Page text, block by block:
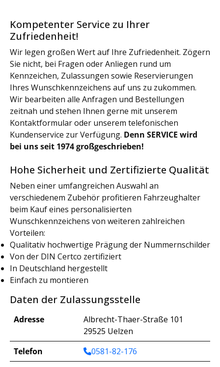
Kompetenter Service zu Ihrer
Zufriedenheit!
Wir legen großen Wert auf Ihre Zufriedenheit. Zögern
Sie nicht, bei Fragen oder Anliegen rund um
Kennzeichen, Zulassungen sowie Reservierungen
Ihres Wunschkennzeichens auf uns zu zukommen.
Wir bearbeiten alle Anfragen und Bestellungen
zeitnah und stehen Ihnen gerne mit unserem
Kontaktformular oder unserem telefonischen
Kundenservice zur Verfügung. Denn SERVICE wird
bei uns seit 1974 großgeschrieben!
Hohe Sicherheit und Zertifizierte Qualität
Neben einer umfangreichen Auswahl an
verschiedenem Zubehör profitieren Fahrzeughalter
beim Kauf eines personalisierten
Wunschkennzeichens von weiteren zahlreichen
Vorteilen:
Qualitativ hochwertige Prägung der Nummernschilder
Von der DIN Certco zertifiziert
In Deutschland hergestellt
Einfach zu montieren
Daten der Zulassungsstelle
Adresse
Albrecht-Thaer-Straße 101
29525 Uelzen
Telefon
0581-82-176